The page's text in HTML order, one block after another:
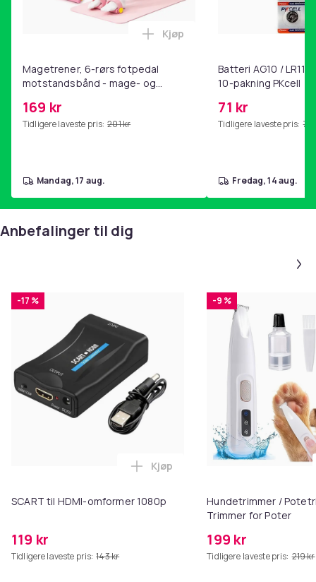
Magetrener, 6-rørs fotpedal
motstandsbånd - mage- og
hjemmegymnastikk Pink
169 kr
Tidligere laveste pris: 201 kr
Legg Magetrener, 6-rørs
Kjøp
mandag, 17 aug.
Batteri AG10 /
10-pakning PKcell
71 kr
Tidligere laveste pris: 76
fredag, 14 aug.
Anbefalinger til dig
-17 %
SCART til HDMI-omformer 1080p
119 kr
Tidligere laveste pris: 143 kr
Legg SCART til HDMI-omformer
Kjøp
-9 %
Hundetrimmer /
Trimmer for Poter
199 kr
Tidligere laveste pris: 219 kr